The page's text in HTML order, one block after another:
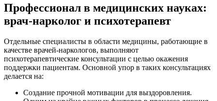
Профессионал в медицинских науках:
врач-нарколог и психотерапевт
Отдельные специалисты в области медицины, работающие в
качестве врачей-наркологов, выполняют
психотерапевтические консультации с целью окажения
поддержки пациентам. Основной упор в таких консультациях
делается на:
Создание прочной мотивации для выздоровления.